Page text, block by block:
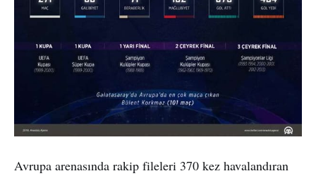
Avrupa arenasında rakip fileleri 370 kez havalandıran